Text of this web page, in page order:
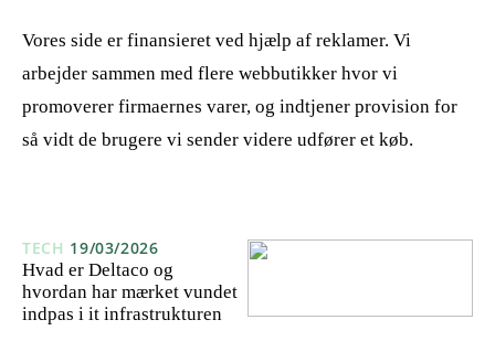
Vores side er finansieret ved hjælp af reklamer. Vi
arbejder sammen med flere webbutikker hvor vi
promoverer firmaernes varer, og indtjener provision for
så vidt de brugere vi sender videre udfører et køb.
TECH 19/03/2026
Hvad er Deltaco og
hvordan har mærket vundet
indpas i it infrastrukturen